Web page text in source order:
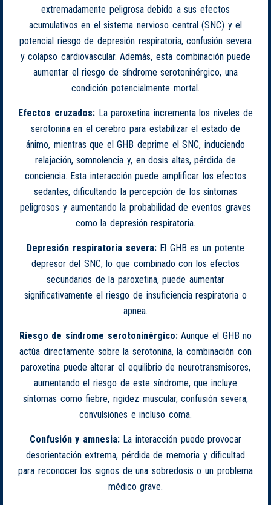
extremadamente peligrosa debido a sus efectos
acumulativos en el sistema nervioso central (SNC) y el
potencial riesgo de depresión respiratoria, confusión severa
y colapso cardiovascular. Además, esta combinación puede
aumentar el riesgo de síndrome serotoninérgico, una
condición potencialmente mortal.
Efectos cruzados: La paroxetina incrementa los niveles de
serotonina en el cerebro para estabilizar el estado de
ánimo, mientras que el GHB deprime el SNC, induciendo
relajación, somnolencia y, en dosis altas, pérdida de
conciencia. Esta interacción puede amplificar los efectos
sedantes, dificultando la percepción de los síntomas
peligrosos y aumentando la probabilidad de eventos graves
como la depresión respiratoria.
Depresión respiratoria severa:El GHB es un potente
depresor del SNC, lo que combinado con los efectos
secundarios de la paroxetina, puede aumentar
significativamente el riesgo de insuficiencia respiratoria o
apnea.
Riesgo de síndrome serotoninérgico:Aunque el GHB no
actúa directamente sobre la serotonina, la combinación con
paroxetina puede alterar el equilibrio de neurotransmisores,
aumentando el riesgo de este síndrome, que incluye
síntomas como fiebre, rigidez muscular, confusión severa,
convulsiones e incluso coma.
Confusión y amnesia:La interacción puede provocar
desorientación extrema, pérdida de memoria y dificultad
para reconocer los signos de una sobredosis o un problema
médico grave.